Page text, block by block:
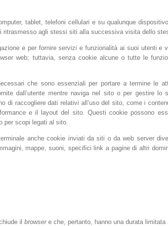
tablet, telefoni cellulari e su qualunque
agli stessi siti alla successiva visita dello
e per fornire servizi e funzionalità ai suoi utenti e
web; tuttavia, senza cookie alcune o tutte le
che sono essenziali per portare a termine le
dall’utente mentre naviga nel sito o per gestire lo
di raccogliere dati relativi all’uso del sito, come i
e il layout del sito. Questi cookie possono
per scopi legati al sito.
anche cookie inviati da siti o da web server
mappe, suoni, specifici link a pagine di altri
il browsere che, pertanto, hanno una durata limitata